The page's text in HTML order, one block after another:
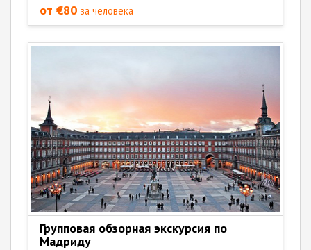
от €80 за человека
Групповая обзорная экскурсия по
Мадриду